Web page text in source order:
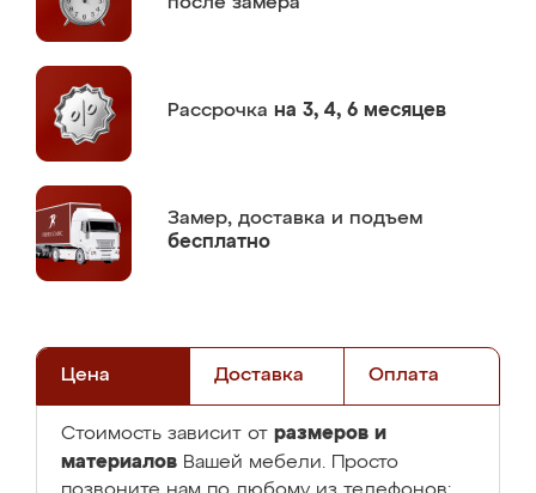
Рассрочка на 3, 4, 6 месяцев
Замер, доставка и подъем
бесплатно
Цена Доставка Оплата
Стоимость зависит от размеров и
материалов Вашей мебели. Просто